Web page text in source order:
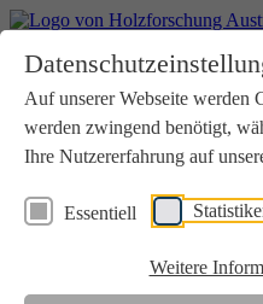
Auf unserer Webseite werden
werden zwingend benötigt,
Ihre Nutzererfahrung auf
Essentiell
Weitere
Aktuelles
Downloads
Kontakt
Login
Verein
Wir unterstützen die Interessen
Zusammenarbeit mit